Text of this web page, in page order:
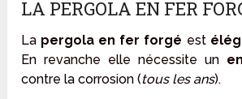
LA PERGOLA EN FER
La pergola en fer forgé est
En revanche elle nécessite un
contre la corrosion (tous les ans).